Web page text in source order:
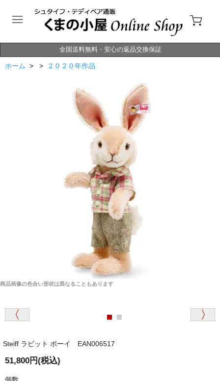
全国送料無料・安心の返品交換保証
ホーム > > ２０２０年作品
商品画像の色合い形状は異なることもあります
Steiff ラビット ボーイ EAN006517
51,800円(税込)